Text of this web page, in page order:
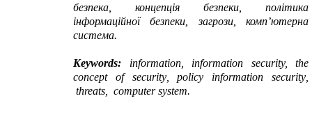
безпека, концепція безпеки, політика
інформаційної безпеки, загрози, комп’ютерна
система.
Keywords: information, information security, the
concept of security, policy information security
threats , computer system.